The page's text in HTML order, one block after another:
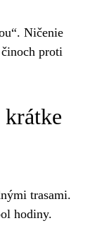
Ničenie
proti
trasami.
hodiny.